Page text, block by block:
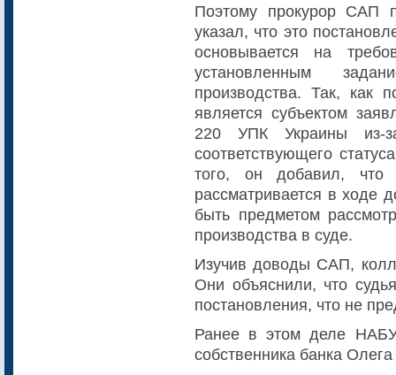
Поэтому прокурор САП
указал, что это
основывается на
установленным
производства. Так, как
является субъектом
220 УПК Украины из-
соответствующего
того, он добавил, что
рассматривается в ходе
быть предметом
производства в суде.
Изучив доводы САП,
Они объяснили, что
постановления, что не
Ранее в этом деле НАБУ
собственника банка